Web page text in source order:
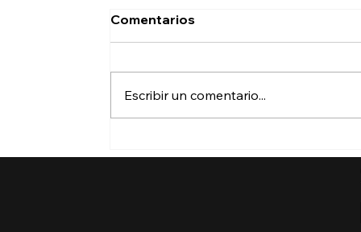
DACA?
Comentarios
Escribir un comentario...